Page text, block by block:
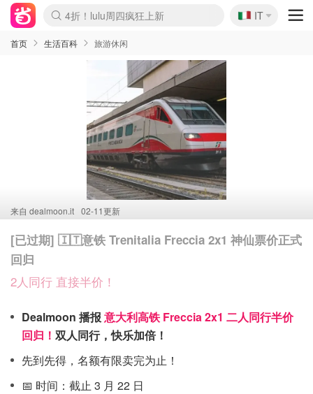
Boticinal 夏促开抢！
4折！lulu周四疯狂上新
速领！Stanley独家85折
Zalando 奥莱闪促！每日更新
🇮🇹
IT
首页 生活百科 旅游休闲
来自 dealmoon.it 02-11更新
[已过期] 🇮🇹意铁 Trenitalia Freccia 2x1 神仙票价正式
回归
2人同行 直接半价！
Dealmoon 播报意大利高铁 Freccia 2x1 二人同行半价
回归！ 双人同行，快乐加倍！
先到先得，名额有限卖完为止！
📅 时间：截止 3 月 22 日